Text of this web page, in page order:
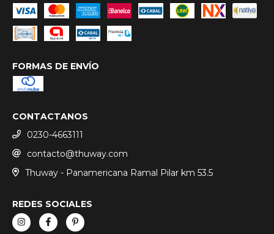
FORMAS DE ENVÍO
CONTACTANOS
0230-4663111
contacto@thuway.com
Thuway - Panamericana Ramal Pilar km 53.5
REDES SOCIALES